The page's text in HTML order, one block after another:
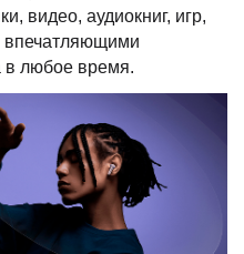
видео, аудиокниг, игр,
впечатляющими
в любое время.